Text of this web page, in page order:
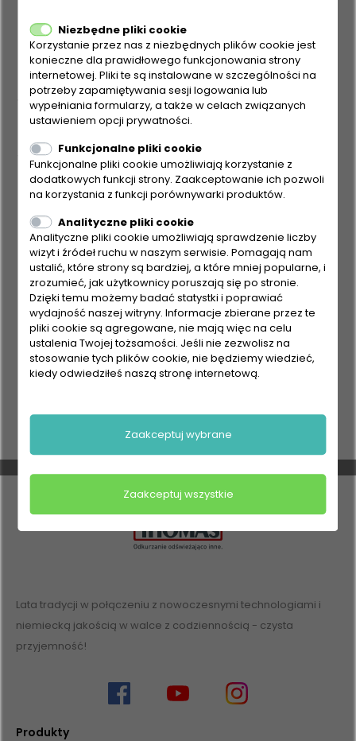
zdejmowane części oraz filtry piankowe skrzynki
filtracyjnej można wyjąć i opłukać pod bieżącą
wodą. Po podstawowym czyszczeniu zalecamy
pozostawienie otwartego pudełka do wyschnięcia.
Wszystkie części AQUA BOX z wyjątkiem filtrów
piankowych można myć w zmywarce.
Lata tradycji w połączeniu z nowoczesnymi technologiami i
niemiecką jakością w walce z codziennością - czysta
przyjemność!
Produkty
Niezbędne pliki cookie
Korzystanie przez nas z niezbędnych plików cookie jest
konieczne dla prawidłowego funkcjonowania strony
internetowej. Pliki te są instalowane w szczególności na
potrzeby zapamiętywania sesji logowania lub
wypełniania formularzy, a także w celach związanych
ustawieniem opcji prywatności.
Funkcjonalne pliki cookie
Funkcjonalne pliki cookie umożliwiają korzystanie z
dodatkowych funkcji strony. Zaakceptowanie ich pozwoli
na korzystania z funkcji porównywarki produktów.
Analityczne pliki cookie
Analityczne pliki cookie umożliwiają sprawdzenie liczby
wizyt i źródeł ruchu w naszym serwisie. Pomagają nam
ustalić, które strony są bardziej, a które mniej popularne, i
zrozumieć, jak użytkownicy poruszają się po stronie.
Dzięki temu możemy badać statystki i poprawiać
wydajność naszej witryny. Informacje zbierane przez te
pliki cookie są agregowane, nie mają więc na celu
ustalenia Twojej tożsamości. Jeśli nie zezwolisz na
stosowanie tych plików cookie, nie będziemy wiedzieć,
kiedy odwiedziłeś naszą stronę internetową.
Zaakceptuj wybrane
Zaakceptuj wszystkie